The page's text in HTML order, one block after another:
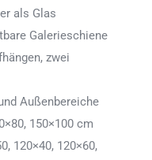
als Glas
Galerieschiene
zwei
Außenbereiche
150×100 cm
120×40, 120×60,